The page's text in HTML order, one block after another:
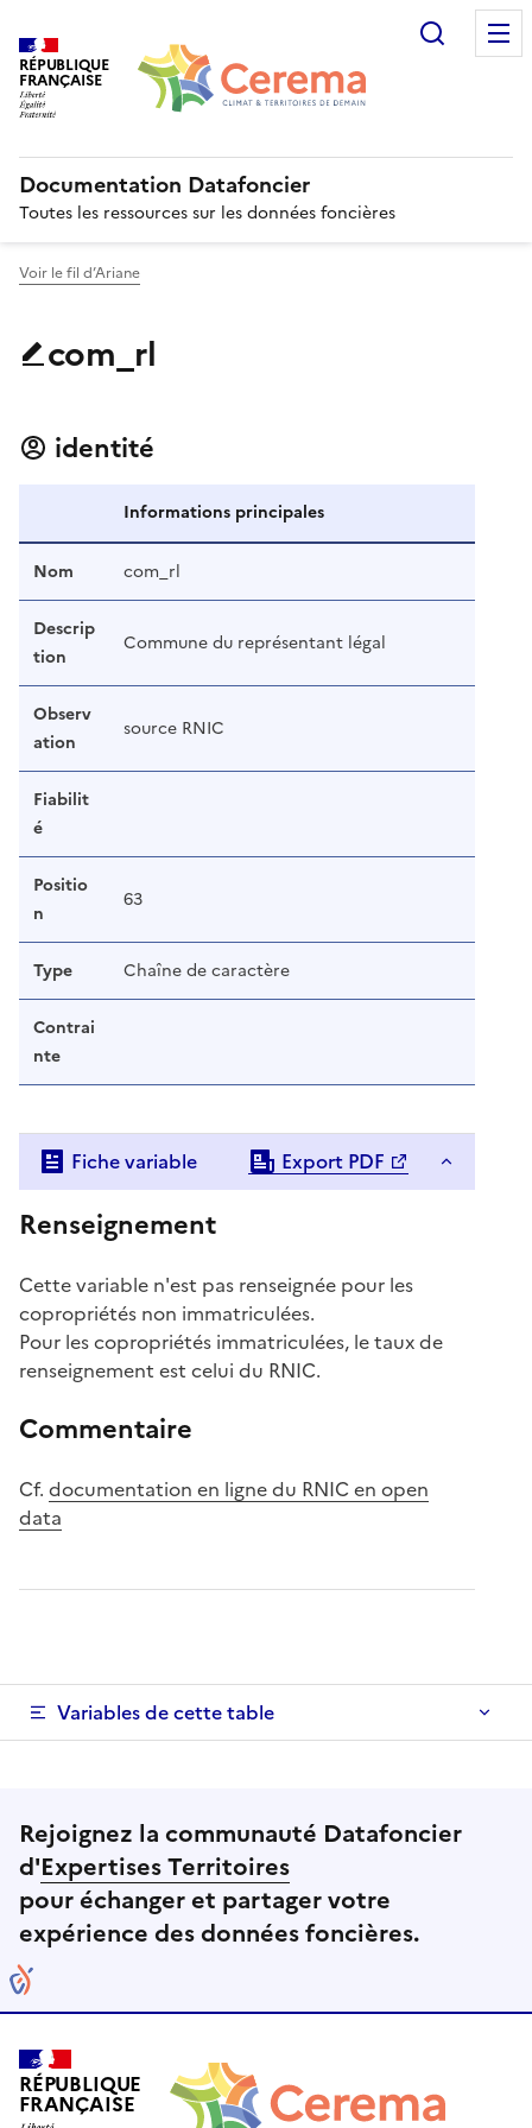
RÉPUBLIQUE
FRANÇAISE
Documentation Datafoncier
Toutes les ressources sur les données foncières
Voir le fil d’Ariane
com_rl
identité
Informations principales
Nom com_rl
Descrip
tion
Commune du représentant légal
Observ
ation
source RNIC
Fiabilit
é
Positio
n
63
Type Chaîne de caractère
Contrai
nte
Fiche variable Export PDF
Renseignement
Cette variable n'est pas renseignée pour les
copropriétés non immatriculées.
Pour les copropriétés immatriculées, le taux de
renseignement est celui du RNIC.
Commentaire
Cf. documentation en ligne du RNIC en open
data
Variables de cette table
Rejoignez la communauté Datafoncier
d'Expertises Territoires
pour échanger et partager votre
expérience des données foncières.
RÉPUBLIQUE
FRANÇAISE